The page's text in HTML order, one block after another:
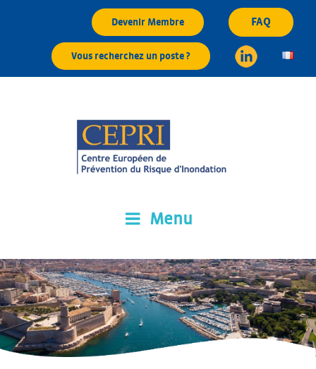
Devenir Membre FAQ
Vous recherchez un poste ?
Menu